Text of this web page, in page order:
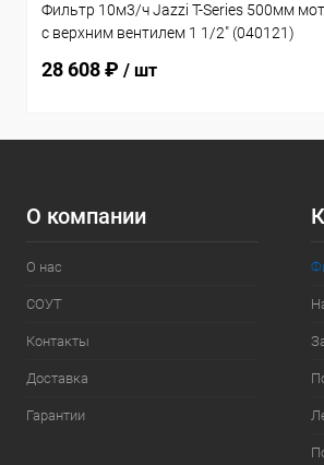
Фильтр 10м3/ч Jazzi T-Series 500мм
c верхним вентилем 1 1/2" (040121)
28 608 ₽ / шт
О компании
О нас
СОУТ
Контакты
Доставка
Гарантии